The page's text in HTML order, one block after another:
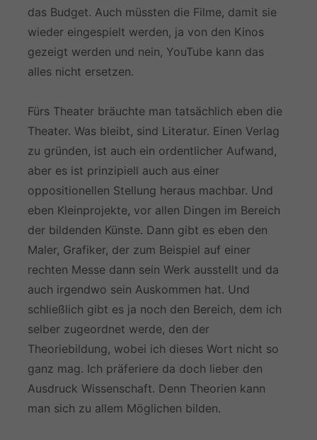
das Budget. Auch müssten die Filme, damit sie
wieder eingespielt werden, ja von den Kinos
gezeigt werden und nein, YouTube kann das
alles nicht ersetzen.
Fürs Theater bräuchte man tatsächlich eben die
Theater. Was bleibt, sind Literatur. Einen Verlag
zu gründen, ist auch ein ordentlicher Aufwand,
aber es ist prinzipiell auch aus einer
oppositionellen Stellung heraus machbar. Und
eben Kleinprojekte, vor allen Dingen im Bereich
der bildenden Künste. Dann gibt es eben den
Maler, Grafiker, der zum Beispiel auf einer
rechten Messe dann sein Werk ausstellt und da
auch irgendwo sein Auskommen hat. Und
schließlich gibt es ja noch den Bereich, dem ich
selber zugeordnet werde, den der
Theoriebildung, wobei ich dieses Wort nicht so
ganz mag. Ich präferiere da doch lieber den
Ausdruck Wissenschaft. Denn Theorien kann
man sich zu allem Möglichen bilden.